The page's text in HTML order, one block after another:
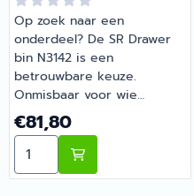
Op zoek naar een
onderdeel? De SR Drawer
bin N3142 is een
betrouwbare keuze.
Onmisbaar voor wie
comfortabel op pad gaat
met de camper of caravan.
Bestel dit onderdeel
eenvoudig online bij
Prijs: 81,80
€81,80
Aantal kiezen voor SR